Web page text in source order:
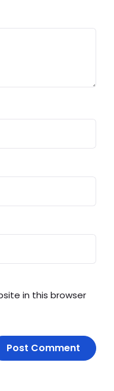
in this browser